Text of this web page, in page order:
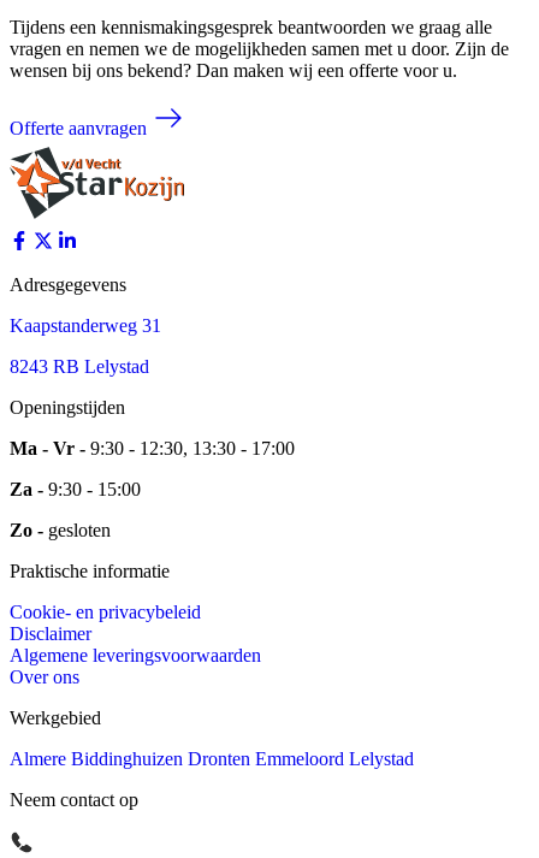
Tijdens een kennismakingsgesprek beantwoorden we graag alle
vragen en nemen we de mogelijkheden samen met u door. Zijn de
wensen bij ons bekend? Dan maken wij een offerte voor u.
Offerte aanvragen
Adresgegevens
Kaapstanderweg 31
8243 RB Lelystad
Openingstijden
Ma - Vr - 9:30 - 12:30, 13:30 - 17:00
Za - 9:30 - 15:00
Zo - gesloten
Praktische informatie
Cookie- en privacybeleid
Disclaimer
Algemene leveringsvoorwaarden
Over ons
Werkgebied
Almere Biddinghuizen Dronten Emmeloord Lelystad
Neem contact op